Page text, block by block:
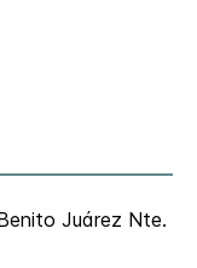
Juárez Nte.